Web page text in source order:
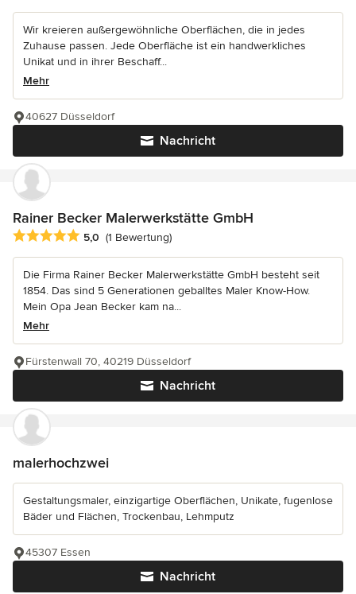
Wir kreieren außergewöhnliche Oberflächen, die in jedes
Zuhause passen. Jede Oberfläche ist ein handwerkliches
Unikat und in ihrer Beschaff...
Mehr
Nachricht
40627 Düsseldorf
Rainer Becker Malerwerkstätte GmbH
Durchschnittliche Bewertung: 5 von 5 Sternen
5,0 (1 Bewertung)
Die Firma Rainer Becker Malerwerkstätte GmbH besteht seit
1854. Das sind 5 Generationen geballtes Maler Know-How.
Mein Opa Jean Becker kam na...
Mehr
Nachricht
Fürstenwall 70, 40219 Düsseldorf
malerhochzwei
Gestaltungsmaler, einzigartige Oberflächen, Unikate, fugenlose
Bäder und Flächen, Trockenbau, Lehmputz
Nachricht
45307 Essen